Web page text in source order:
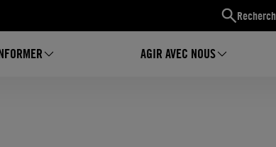
AGIR AVEC NOUS